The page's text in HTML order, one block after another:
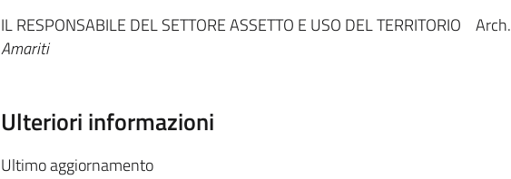
IL RESPONSABILE DEL SETTORE ASSETTO E USO DEL TERRITORIO Arch.
Amariti
Ulteriori informazioni
Ultimo aggiornamento